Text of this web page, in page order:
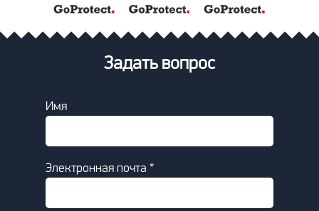
Задать вопрос
Имя
Электронная почта *